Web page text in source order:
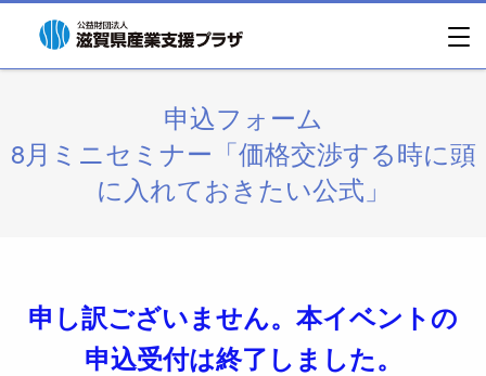
申込フォーム
8月ミニセミナー「価格交渉する時に頭
に入れておきたい公式」
申し訳ございません。本イベントの
申込受付は終了しました。